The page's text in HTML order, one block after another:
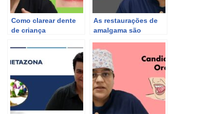
Como clarear dente
de criança
tratamentos com Dra.
Bianca Rosa
As restaurações de
amalgama são
mais com a Dra.
Bianca Rosa.